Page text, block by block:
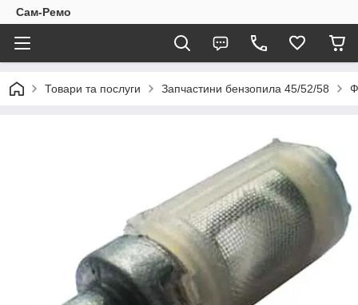
Сам-Ремо
Товари та послуги Запчастини бензопила 45/52/58